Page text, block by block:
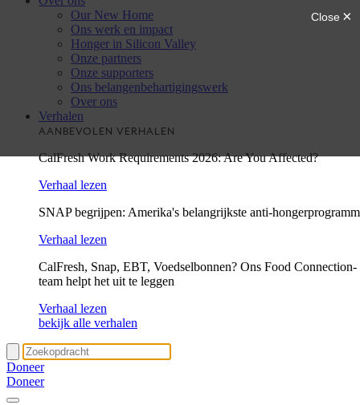
Our New Home
Ons werk en impact
Honger in Silicon Valley
Onze partners
Onze supporters
Ons belangenbehartigingswerk
Over ons
Verhalen
AANBEVOLEN VERHALEN
CalFresh Work Requirements 2026: Are You Affected?
Verhaal lezen
SNAP begrijpen: Amerika's belangrijkste anti-
Verhaal lezen
CalFresh, Snap, EBT, Voedselbonnen? Ons Food Connection-
team helpt het uit te leggen
Verhaal lezen
bekijk alle verhalen
Doneer
Doneer